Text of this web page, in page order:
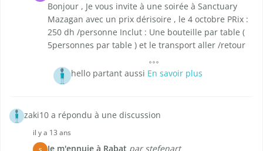
Bonjour , Je vous invite à une soirée à Sanctuary
Mazagan avec un prix dérisoire , le 4 octobre PRix :
250 dh /personne Inclut : Une bouteille par table (
5personnes par table ) et le transport aller /retour
hello partant aussi En savoir plus
zaki10 a répondu à une discussion
il y a 13 ans
Je m'ennuie à Rabat par stefenart